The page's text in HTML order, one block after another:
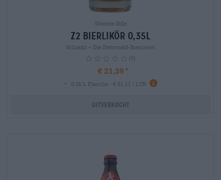
Weitere Stile
Z2 Bierlikör 0,35l
Schraml – Die Steinwald-Brennerei
(0)
€ 21,39
-
0,35 L Flasche - € 61,11 / LTR info
Uitverkocht